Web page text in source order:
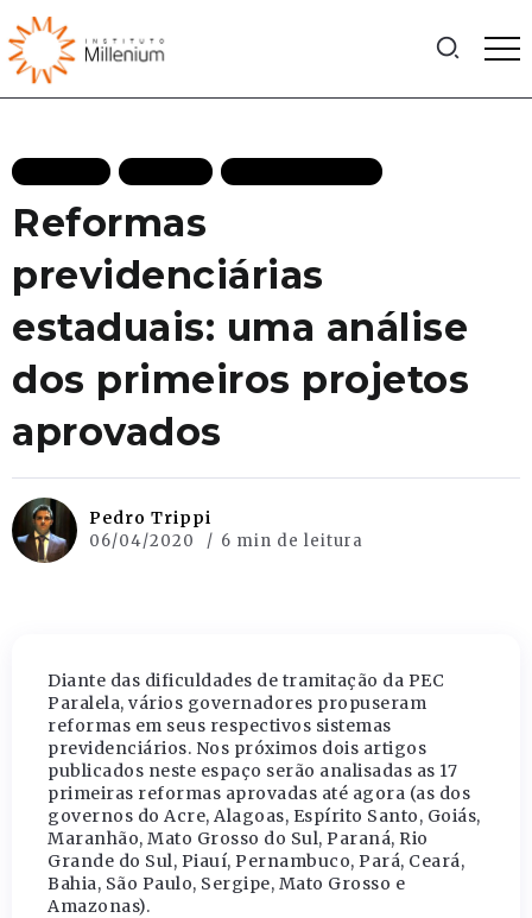
Reformas
previdenciárias
estaduais: uma análise
dos primeiros projetos
aprovados
Pedro Trippi
06/04/2020 6 min de leitura
Diante das dificuldades de tramitação da PEC
Paralela, vários governadores propuseram
reformas em seus respectivos sistemas
previdenciários. Nos próximos dois artigos
publicados neste espaço serão analisadas as 17
primeiras reformas aprovadas até agora (as dos
governos do Acre, Alagoas, Espírito Santo, Goiás,
Maranhão, Mato Grosso do Sul, Paraná, Rio
Grande do Sul, Piauí, Pernambuco, Pará, Ceará,
Bahia, São Paulo, Sergipe, Mato Grosso e
Amazonas).